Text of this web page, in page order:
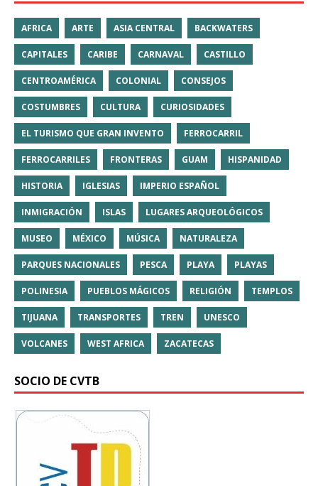
AFRICA ARTE ASIA CENTRAL BACKWATERS
CAPITALES CARIBE CARNAVAL CASTILLO
CENTROAMÉRICA COLONIAL CONSEJOS
COSTUMBRES CULTURA CURIOSIDADES
EL TURISMO QUE GRAN INVENTO FERROCARRIL
FERROCARRILES FRONTERAS GUAM HISPANIDAD
HISTORIA IGLESIAS IMPERIO ESPAÑOL
INMIGRACIÓN ISLAS LUGARES ARQUEOLÓGICOS
MUSEO MÉXICO MÚSICA NATURALEZA
PARQUES NACIONALES PESCA PLAYA PLAYAS
POLINESIA PUEBLOS MÁGICOS RELIGIÓN TEMPLOS
TIJUANA TRANSPORTES TREN UNESCO
VOLCANES WEST AFRICA ZACATECAS
SOCIO DE CVTB